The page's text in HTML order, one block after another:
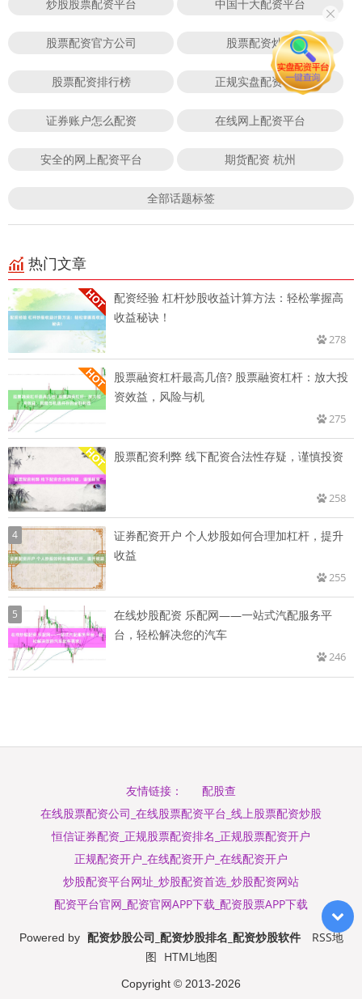
炒股股票配资平台 中国十大配资平台
股票配资官方公司 股票配资炒股
股票配资排行榜 正规实盘配资平台
证券账户怎么配资 在线网上配资平台
安全的网上配资平台 期货配资 杭州
全部话题标签
热门文章
配资经验 杠杆炒股收益计算方法：轻松掌握高
收益秘诀！
278
股票融资杠杆最高几倍? 股票融资杠杆：放大投
资效益，风险与机
275
股票配资利弊 线下配资合法性存疑，谨慎投资
258
4
证券配资开户 个人炒股如何合理加杠杆，提升
收益
255
5
在线炒股配资 乐配网——一站式汽配服务平
台，轻松解决您的汽车
246
友情链接：
配股查
在线股票配资公司_在线股票配资平台_线上股票配资炒股
恒信证券配资_正规股票配资排名_正规股票配资开户
正规配资开户_在线配资开户_在线配资开户
炒股配资平台网址_炒股配资首选_炒股配资网站
配资平台官网_配资官网APP下载_配资股票APP下载
Powered by 配资炒股公司_配资炒股排名_配资炒股软件
RSS地
图 HTML地图
Copyright © 2013-2026